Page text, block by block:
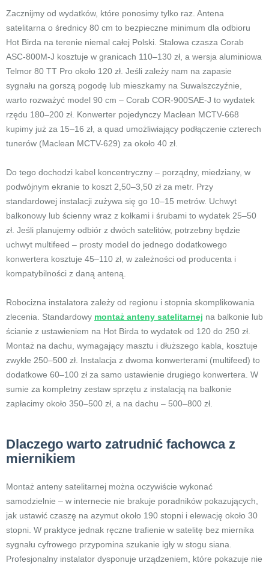
Zacznijmy od wydatków, które ponosimy tylko raz. Antena
satelitarna o średnicy 80 cm to bezpieczne minimum dla odbioru
Hot Birda na terenie niemal całej Polski. Stalowa czasza Corab
ASC-800M-J kosztuje w granicach 110–130 zł, a wersja aluminiowa
Telmor 80 TT Pro około 120 zł. Jeśli zależy nam na zapasie
sygnału na gorszą pogodę lub mieszkamy na Suwalszczyźnie,
warto rozważyć model 90 cm – Corab COR-900SAE-J to wydatek
rzędu 180–200 zł. Konwerter pojedynczy Maclean MCTV-668
kupimy już za 15–16 zł, a quad umożliwiający podłączenie czterech
tunerów (Maclean MCTV-629) za około 40 zł.
Do tego dochodzi kabel koncentryczny – porządny, miedziany, w
podwójnym ekranie to koszt 2,50–3,50 zł za metr. Przy
standardowej instalacji zużywa się go 10–15 metrów. Uchwyt
balkonowy lub ścienny wraz z kołkami i śrubami to wydatek 25–50
zł. Jeśli planujemy odbiór z dwóch satelitów, potrzebny będzie
uchwyt multifeed – prosty model do jednego dodatkowego
konwertera kosztuje 45–110 zł, w zależności od producenta i
kompatybilności z daną anteną.
Robocizna instalatora zależy od regionu i stopnia skomplikowania
zlecenia. Standardowy montaż anteny satelitarnej na balkonie lub
ścianie z ustawieniem na Hot Birda to wydatek od 120 do 250 zł.
Montaż na dachu, wymagający masztu i dłuższego kabla, kosztuje
zwykle 250–500 zł. Instalacja z dwoma konwerterami (multifeed) to
dodatkowe 60–100 zł za samo ustawienie drugiego konwertera. W
sumie za kompletny zestaw sprzętu z instalacją na balkonie
zapłacimy około 350–500 zł, a na dachu – 500–800 zł.
Dlaczego warto zatrudnić fachowca z
miernikiem
Montaż anteny satelitarnej można oczywiście wykonać
samodzielnie – w internecie nie brakuje poradników pokazujących,
jak ustawić czaszę na azymut około 190 stopni i elewację około 30
stopni. W praktyce jednak ręczne trafienie w satelitę bez miernika
sygnału cyfrowego przypomina szukanie igły w stogu siana.
Profesjonalny instalator dysponuje urządzeniem, które pokazuje nie